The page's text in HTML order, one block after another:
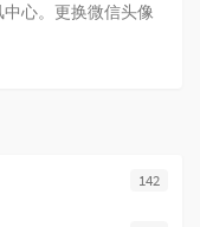
心。更换微信头像
142